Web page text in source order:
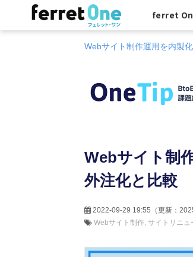
ferret
Webサイト制作運用を内製
Webサイト制
外注化と比較
2022-09-29 19:55 （更新：
Webサイト制作 サイトリニュ